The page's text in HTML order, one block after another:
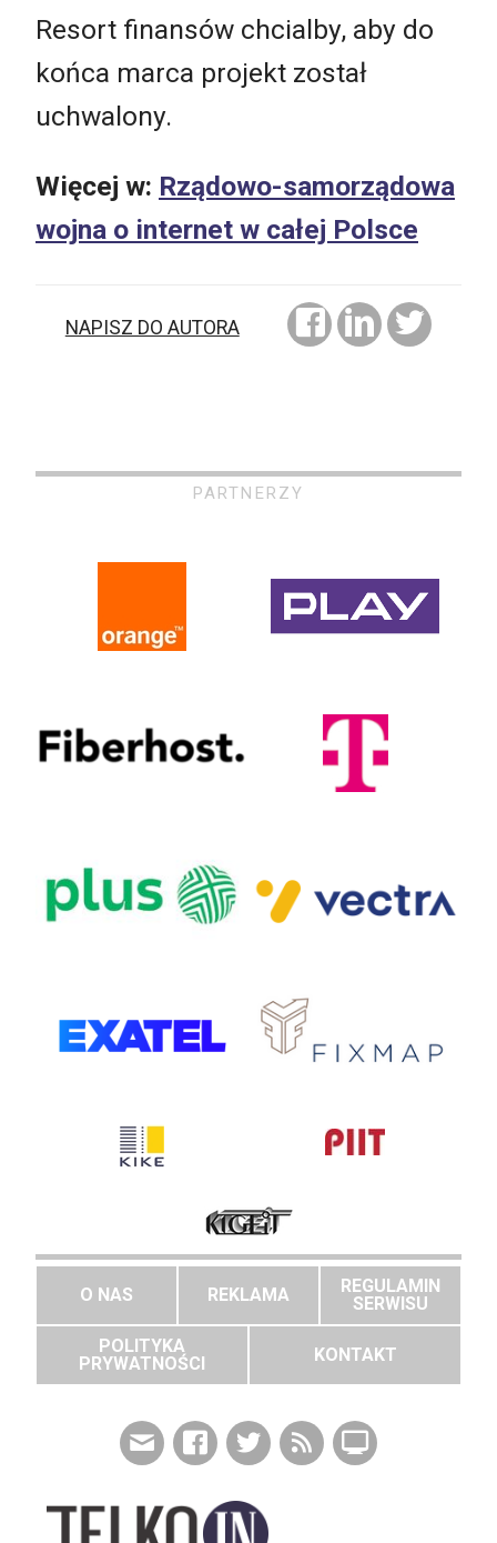
Resort finansów chcialby, aby do
końca marca projekt został
uchwalony.
Więcej w: Rządowo-samorządowa
wojna o internet w całej Polsce
NAPISZ DO AUTORA
PARTNERZY
O NAS REKLAMA
REGULAMIN
SERWISU
POLITYKA
PRYWATNOŚCI
KONTAKT